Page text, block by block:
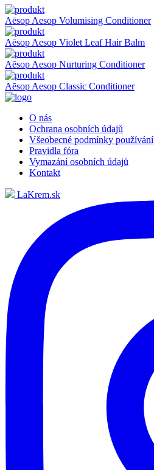
Aēsop Aesop Volumising Conditioner
Aēsop Aesop Violet Leaf Hair Balm
Aēsop Aesop Nurturing Conditioner
Aēsop Aesop Classic Conditioner
O nás
Ochrana osobních údajů
Všeobecné podmínky používání
Pravidla fóra
Vymazání osobních údajů
Kontakt
LaKrem.sk